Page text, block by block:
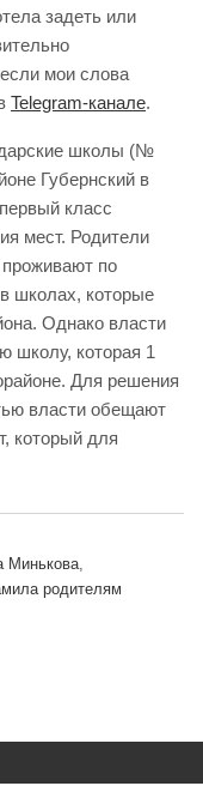
задеть или
мои слова
Telegram-канале.
школы (№
Губернский в
класс
мест. Родители
проживают по
школах, которые
Однако власти
школу, которая 1
Для решения
власти обещают
который для
Минькова
родителям